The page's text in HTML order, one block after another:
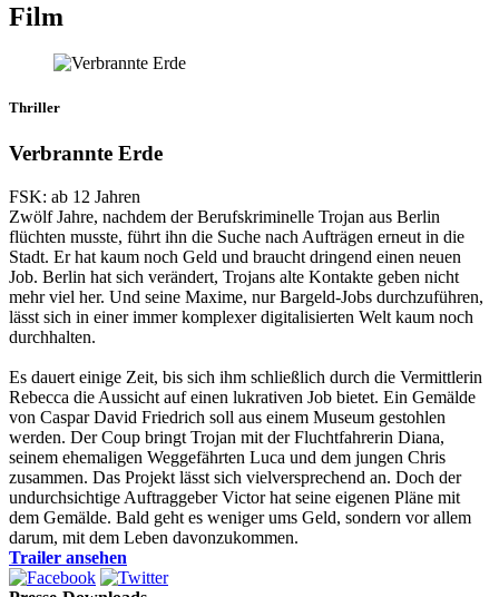
Film
Thriller
Verbrannte Erde
FSK: ab 12 Jahren
Zwölf Jahre, nachdem der Berufskriminelle Trojan aus Berlin
flüchten musste, führt ihn die Suche nach Aufträgen erneut in die
Stadt. Er hat kaum noch Geld und braucht dringend einen neuen
Job. Berlin hat sich verändert, Trojans alte Kontakte geben nicht
mehr viel her. Und seine Maxime, nur Bargeld-Jobs durchzuführen,
lässt sich in einer immer komplexer digitalisierten Welt kaum noch
durchhalten.
Es dauert einige Zeit, bis sich ihm schließlich durch die Vermittlerin
Rebecca die Aussicht auf einen lukrativen Job bietet. Ein Gemälde
von Caspar David Friedrich soll aus einem Museum gestohlen
werden. Der Coup bringt Trojan mit der Fluchtfahrerin Diana,
seinem ehemaligen Weggefährten Luca und dem jungen Chris
zusammen. Das Projekt lässt sich vielversprechend an. Doch der
undurchsichtige Auftraggeber Victor hat seine eigenen Pläne mit
dem Gemälde. Bald geht es weniger ums Geld, sondern vor allem
darum, mit dem Leben davonzukommen.
Trailer ansehen